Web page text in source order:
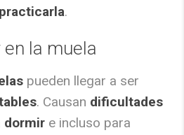
.
en la muela
pueden llegar a ser
. Causan dificultades
dormir e incluso para